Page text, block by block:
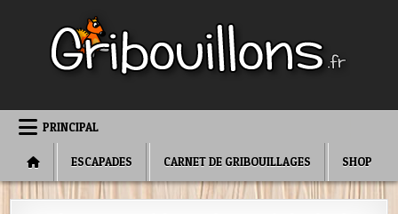
PRINCIPAL
ESCAPADES CARNET DE GRIBOUILLAGES SHOP